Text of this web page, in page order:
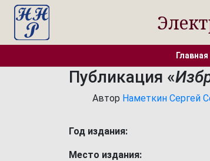
Главная
Публикация «
Автор Наметкин Сергей
Год издания:
Место издания: